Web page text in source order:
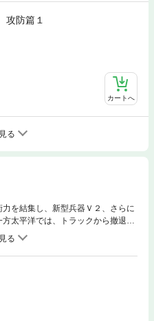
防篇１
カートへ
る
を結集し、新型兵器Ｖ２、さらに
太平洋では、トラックから撤退し
の提案によりパラオに全戦力を集
を終えた「劔」「燕」含む劔型四
する米軍は、ニューハンプシャー
機「ウェザーマン」を投入し兵力